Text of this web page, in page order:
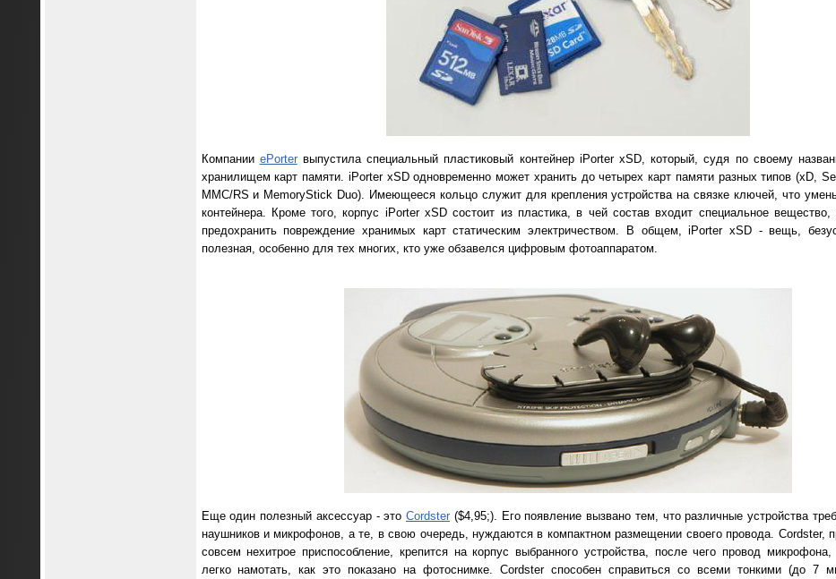
Компании ePorterвыпустила специальный пластиковый контейнер iPorter xSD, который, судя по своему
хранилищем карт памяти. iPorter xSD одновременно может хранить до четырех карт памяти разных типов (xD,
MMC/RS и MemoryStick Duo). Имеющееся кольцо служит для крепления устройства на связке ключей, что
контейнера. Кроме того, корпус iPorter xSD состоит из пластика, в чей состав входит специальное вещество,
предохранить повреждение хранимых карт статическим электричеством. В общем, iPorter xSD - вещь,
полезная, особенно для тех многих, кто уже обзавелся цифровым фотоаппаратом.
Еще один полезный аксессуар - это Cordster ($4,95;). Его появление вызвано тем, что различные устройства
наушников и микрофонов, а те, в свою очередь, нуждаются в компактном размещении своего провода. Cordster,
совсем нехитрое приспособление, крепится на корпус выбранного устройства, после чего провод
легко намотать, как это показано на фотоснимке. Cordster способен справиться со всеми тонкими (до 7